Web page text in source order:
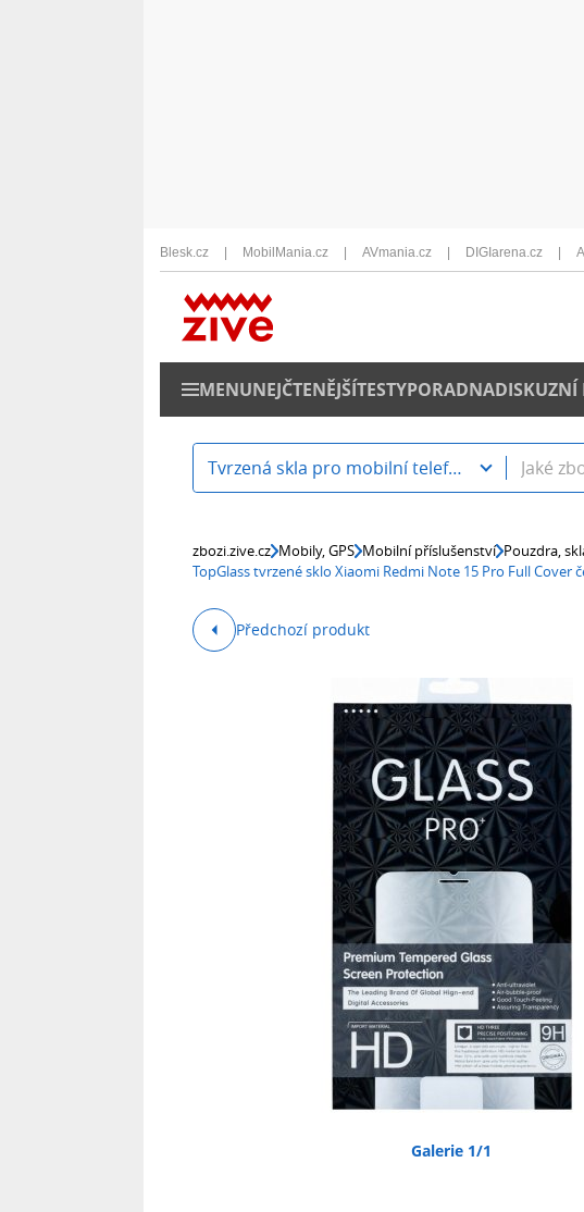
Blesk.cz MobilMania.cz AVmania.cz DIGIarena.cz
MENUNEJČTENĚJŠÍTESTYPORADNADISKUZNÍ
Tvrzená skla pro mobilní telefony
zbozi.zive.cz Mobily, GPS Mobilní příslušenství Pouzdra,
TopGlass tvrzené sklo Xiaomi Redmi Note 15 Pro Full Cover
Předchozí produkt
Galerie 1/1